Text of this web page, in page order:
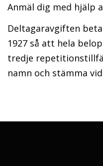
Anmäl dig med hjälp
Deltagaravgiften
1927 så att hela
tredje
namn och stämma